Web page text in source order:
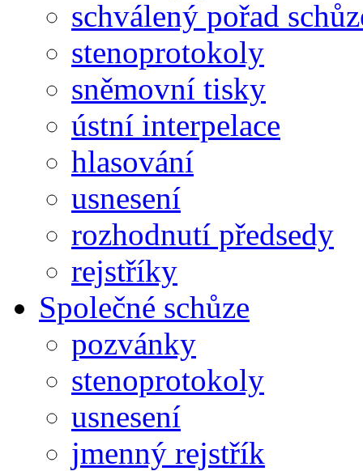
schválený pořad
stenoprotokoly
sněmovní tisky
ústní interpelace
hlasování
usnesení
rozhodnutí předsedy
rejstříky
Společné schůze
pozvánky
stenoprotokoly
usnesení
jmenný rejstřík